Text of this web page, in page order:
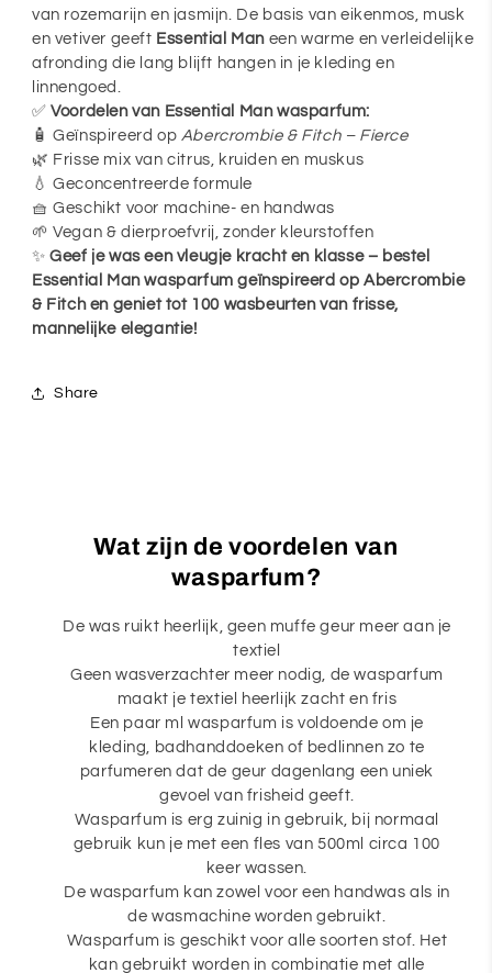
van rozemarijn en jasmijn. De basis van eikenmos, musk
en vetiver geeft Essential Man een warme en verleidelijke
afronding die lang blijft hangen in je kleding en
linnengoed.
✅Voordelen van Essential Man wasparfum:
🧴 Geïnspireerd op Abercrombie & Fitch – Fierce
🌿 Frisse mix van citrus, kruiden en muskus
💧 Geconcentreerde formule
🧺 Geschikt voor machine- en handwas
🌱 Vegan & dierproefvrij, zonder kleurstoffen
✨Geef je was een vleugje kracht en klasse – bestel
Essential Man wasparfum geïnspireerd op Abercrombie
& Fitch en geniet tot 100 wasbeurten van frisse,
mannelijke elegantie!
Share
Wat zijn de voordelen van
wasparfum?
De was ruikt heerlijk, geen muffe geur meer aan je
textiel
Geen wasverzachter meer nodig, de wasparfum
maakt je textiel heerlijk zacht en fris
Een paar ml wasparfum is voldoende om je
kleding, badhanddoeken of bedlinnen zo te
parfumeren dat de geur dagenlang een uniek
gevoel van frisheid geeft.
Wasparfum is erg zuinig in gebruik, bij normaal
gebruik kun je met een fles van 500ml circa 100
keer wassen.
De wasparfum kan zowel voor een handwas als in
de wasmachine worden gebruikt.
Wasparfum is geschikt voor alle soorten stof. Het
kan gebruikt worden in combinatie met alle